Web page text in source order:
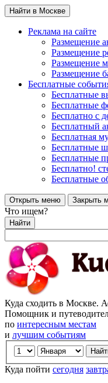
Найти в Москве
Реклама на сайте
Размещение
Размещение
Размещение
Размещение
Бесплатные
Бесплатные
Бесплатные
Бесплатно с
Бесплатный
Бесплатная
Бесплатные
Бесплатные
Бесплатно!
Бесплатные
Открыть меню Закрыть
Что ищем?
Найти
Куда сходить в Москве.
Помощник и
по интересным местам
и лучшим событиям
Куда пойти сегодня